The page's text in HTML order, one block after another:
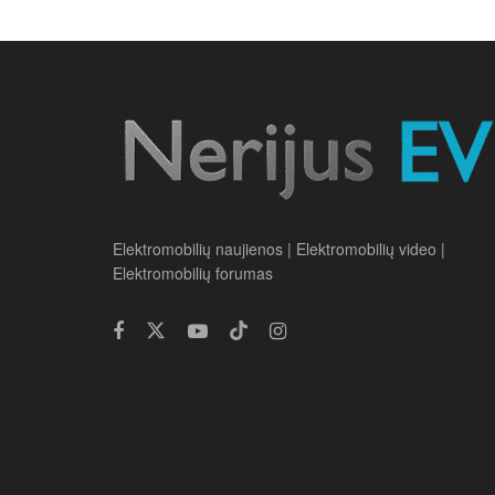
Elektromobilių naujienos | Elektromobilių video |
Elektromobilių forumas